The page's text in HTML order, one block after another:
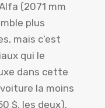
(2071 mm
plus
mais c’est
qui le
dans cette
la moins
$, les deux).